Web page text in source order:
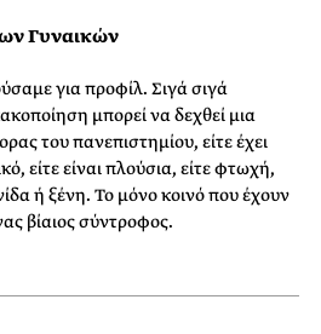
Γυναικών
για προφίλ. Σιγά σιγά
μπορεί να δεχθεί μια
του πανεπιστημίου, είτε έχει
είτε είναι πλούσια, είτε φτωχή,
ή ξένη. Το μόνο κοινό που έχουν
βίαιος σύντροφος.